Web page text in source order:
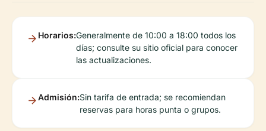
Horarios:Generalmente de 10:00 a 18:00 todos los
días; consulte su sitio oficial para conocer
las actualizaciones.
Admisión:Sin tarifa de entrada; se recomiendan
reservas para horas punta o grupos.